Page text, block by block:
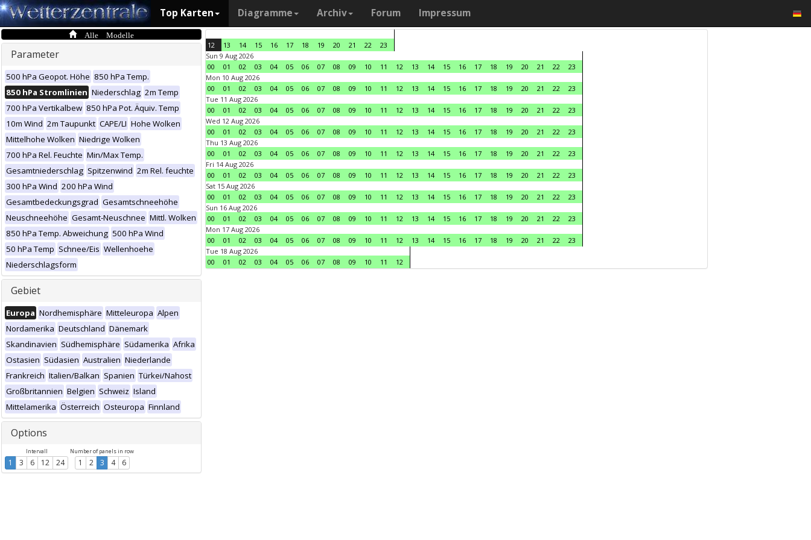
Top Karten Diagramme Archiv Forum Impressum
Alle Modelle
Parameter
500 hPa Geopot. Höhe 850 hPa Temp.
850 hPa Stromlinien Niederschlag 2m Temp
700 hPa Vertikalbew 850 hPa Pot. Äquiv. Temp
10m Wind 2m Taupunkt CAPE/LI Hohe Wolken
Mittelhohe Wolken Niedrige Wolken
700 hPa Rel. Feuchte Min/Max Temp.
Gesamtniederschlag Spitzenwind 2m Rel. feuchte
300 hPa Wind 200 hPa Wind
Gesamtbedeckungsgrad Gesamtschneehöhe
Neuschneehöhe Gesamt-Neuschnee Mittl. Wolken
850 hPa Temp. Abweichung 500 hPa Wind
50 hPa Temp Schnee/Eis Wellenhoehe
Niederschlagsform
Gebiet
Europa Nordhemisphäre Mitteleuropa Alpen
Nordamerika Deutschland Dänemark
Skandinavien Südhemisphäre Südamerika Afrika
Ostasien Südasien Australien Niederlande
Frankreich Italien/Balkan Spanien Türkei/Nahost
Großbritannien Belgien Schweiz Island
Mittelamerika Österreich Osteuropa Finnland
Options
Intervall
1 3 6 12 24
Number of panels in row
1 2 3 4 6
12 13 14 15 16 17 18 19 20 21 22
23
Sun 9 Aug 2026
00
01 02 03 04 05 06 07 08 09 10 11 12 13 14 15 16 17 18 19 20 21 22
23
Mon 10 Aug 2026
00
01 02 03 04 05 06 07 08 09 10 11 12 13 14 15 16 17 18 19 20 21 22
23
Tue 11 Aug 2026
00
01 02 03 04 05 06 07 08 09 10 11 12 13 14 15 16 17 18 19 20 21 22
23
Wed 12 Aug 2026
00
01 02 03 04 05 06 07 08 09 10 11 12 13 14 15 16 17 18 19 20 21 22
23
Thu 13 Aug 2026
00
01 02 03 04 05 06 07 08 09 10 11 12 13 14 15 16 17 18 19 20 21 22
23
Fri 14 Aug 2026
00
01 02 03 04 05 06 07 08 09 10 11 12 13 14 15 16 17 18 19 20 21 22
23
Sat 15 Aug 2026
00
01 02 03 04 05 06 07 08 09 10 11 12 13 14 15 16 17 18 19 20 21 22
23
Sun 16 Aug 2026
00
01 02 03 04 05 06 07 08 09 10 11 12 13 14 15 16 17 18 19 20 21 22
23
Mon 17 Aug 2026
00
01 02 03 04 05 06 07 08 09 10 11 12 13 14 15 16 17 18 19 20 21 22
23
Tue 18 Aug 2026
00
01 02 03 04 05 06 07 08 09 10 11 12